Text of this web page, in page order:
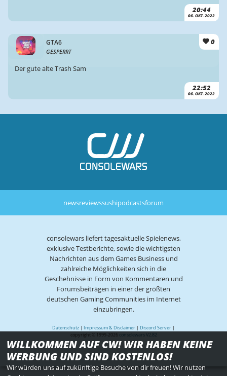
20:44
06. OKT. 2022
GTA6
GESPERRT
0
22:52
06. OKT. 2022
Der gute alte Trash Sam
newsreviewssushipodcastsforum
consolewars liefert tagesaktuelle Spielenews,
exklusive Testberichte, sowie die wichtigsten
Nachrichten aus dem Games Business und
zahlreiche Möglichkeiten sich in die
Geschehnisse in Form von Kommentaren und
Forumsbeiträgen in einer der größten
deutschen Gaming Communities im Internet
einzubringen.
Datenschutz | Impressum & Disclaimer | Discord Server |
copyright © 1999-2026
consolewars V2.82
WILLKOMMEN AUF CW! WIR HABEN KEINE
WERBUNG UND SIND KOSTENLOS!
Wir würden uns auf zukünftige Besuche von dir freuen! Wir nutzen